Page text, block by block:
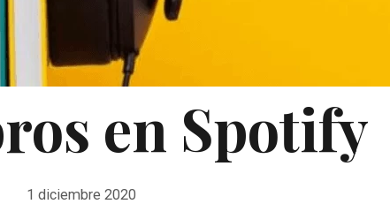
en Spotify
1 diciembre 2020